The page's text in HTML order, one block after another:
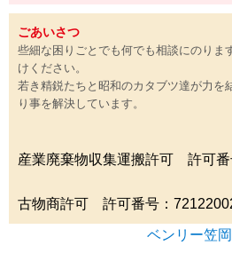
ごあいさつ
些細な困りごとでも何でも相談にのりま
けください。
若き精鋭たちと昭和のカタブツ達が力を
り事を解決しています。
産業廃棄物収集運搬許可 許可
古物商許可 許可番号：
ベンリー笠